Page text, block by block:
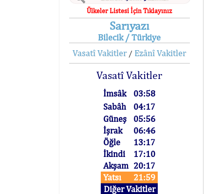
Ülkeler Listesi İçin Tıklayınız
Sarıyazı
Bilecik / Türkiye
Vasatî Vakitler/ Ezânî Vakitler
Vasatî Vakitler
İmsâk
03:58
Sabâh
04:17
Güneş
05:56
İşrak
06:46
Öğle
13:17
İkindi
17:10
Akşam 20:17
Yatsı
21:59
Diğer Vakitler